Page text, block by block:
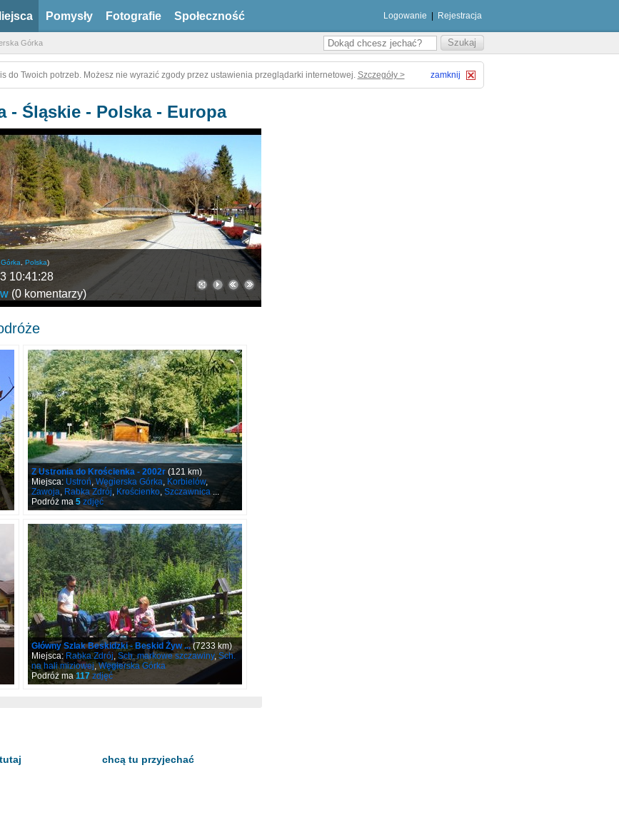
Pomysły Fotografie Społeczność Logowanie Rejestracja
Górka
do Twoich potrzeb. Możesz nie wyrazić zgody przez ustawienia przeglądarki internetowej. Szczegóły > zamknij
- Śląskie - Polska - Europa
Polska)
10:41:28
(0 komentarzy)
Z Ustronia do Krościenka - 2002r(121 km)
Miejsca: Ustroń,Węgierska Górka, Korbielów,
Zawoja, Rabka Zdrój, Krościenko, Szczawnica...
Podróż ma 5zdjęć
Główny Szlak Beskidzki - Beskid Żyw ...(7233 km)
Miejsca: Rabka Zdrój, Sch. markowe szczawiny,Sch.
na hali miziowej,Węgierska Górka
Podróż ma117zdjęć
chcą tu przyjechać